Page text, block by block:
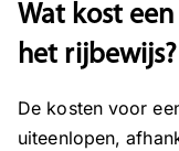
Wat kost
het rijbewijs?
De kosten voor
uiteenlopen,